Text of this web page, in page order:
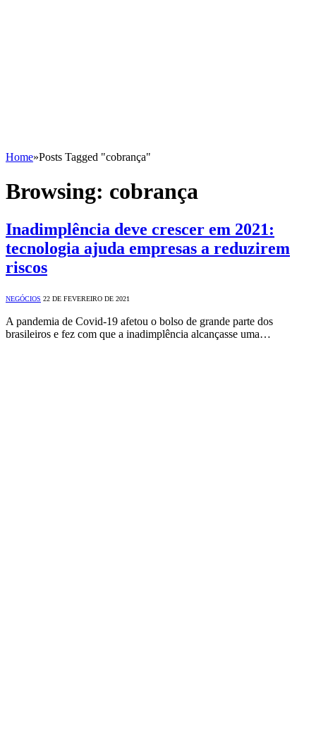
Home»Posts Tagged "cobrança"
Browsing: cobrança
Inadimplência deve crescer em 2021:
tecnologia ajuda empresas a reduzirem
riscos
NEGÓCIOS 22 DE FEVEREIRO DE 2021
A pandemia de Covid-19 afetou o bolso de grande parte dos
brasileiros e fez com que a inadimplência alcançasse uma…